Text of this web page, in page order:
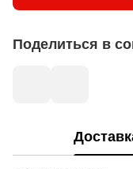
Поделиться в